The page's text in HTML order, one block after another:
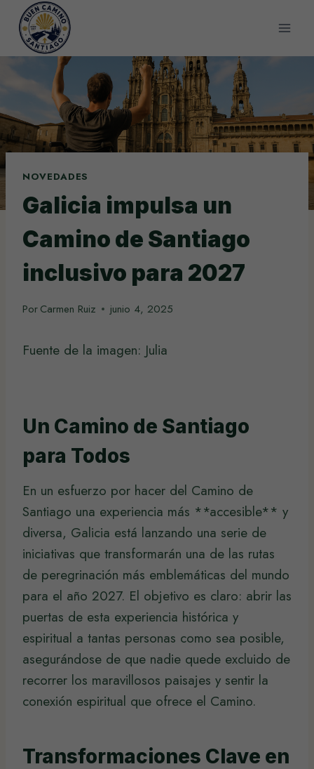
Saltar
contenido
NOVEDADES
Galicia impulsa un
Camino de Santiago
inclusivo para 2027
PorCarmen Ruiz junio 4, 2025
Fuente de la imagen: Julia
Un Camino de Santiago
para Todos
En un esfuerzo por hacer del Camino de
Santiago una experiencia más **accesible** y
diversa, Galicia está lanzando una serie de
iniciativas que transformarán una de las rutas
de peregrinación más emblemáticas del mundo
para el año 2027. El objetivo es claro: abrir las
puertas de esta experiencia histórica y
espiritual a tantas personas como sea posible,
asegurándose de que nadie quede excluido de
recorrer los maravillosos paisajes y sentir la
conexión espiritual que ofrece el Camino.
Transformaciones Clave en